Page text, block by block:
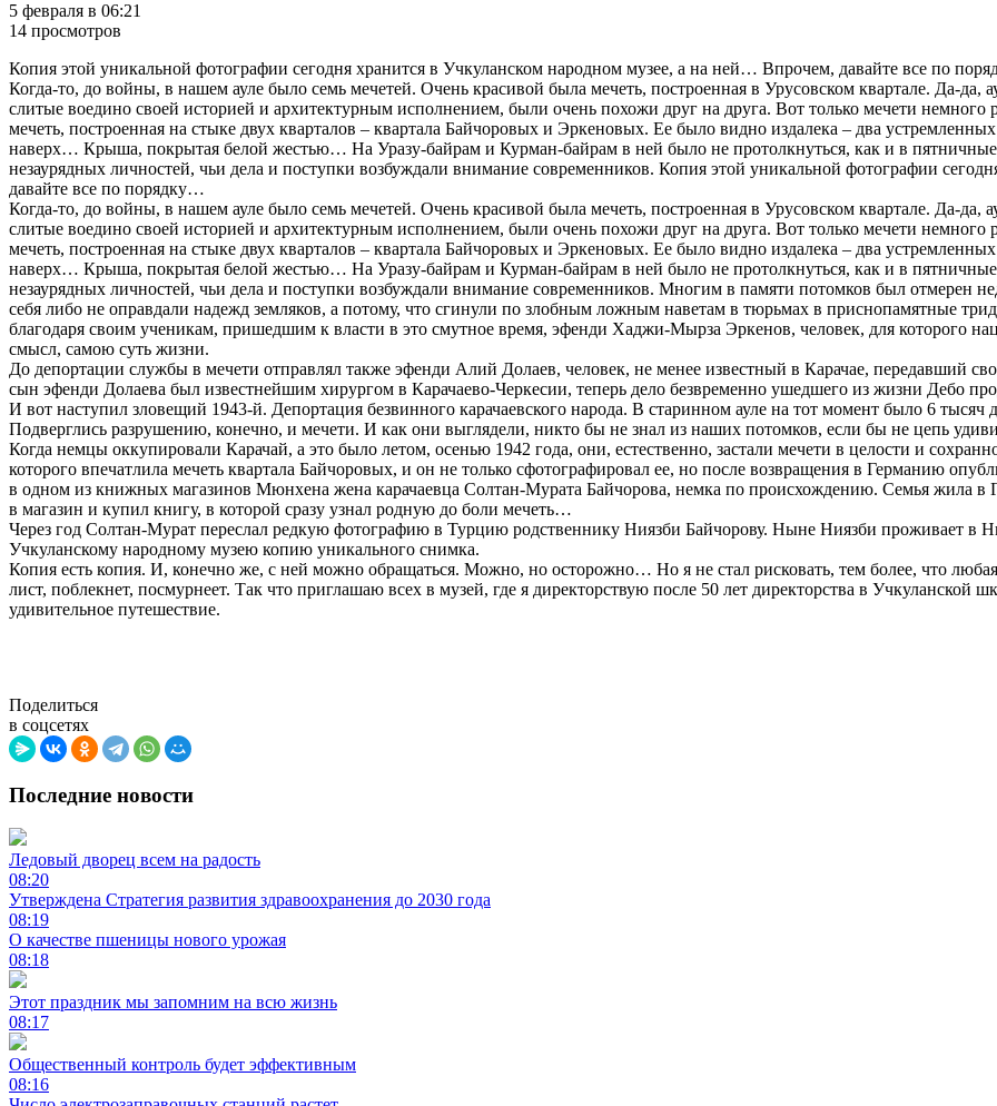
5 февраля в 06:21
14 просмотров
Копия этой уникальной фотографии сегодня хранится в Учкуланском народном музее, а на ней… Впрочем, давайте все по
Когда-то, до войны, в нашем ауле было семь мечетей. Очень красивой была мечеть, построенная в Урусовском квартале. Да-
слитые воедино своей историей и архитектурным исполнением, были очень похожи друг на друга. Вот только мечети немного
мечеть, построенная на стыке двух кварталов – квартала Байчоровых и Эркеновых. Ее было видно издалека – два
наверх… Крыша, покрытая белой жестью… На Уразу-байрам и Курман-байрам в ней было не протолкнуться, как и в
незаурядных личностей, чьи дела и поступки возбуждали внимание современников. Копия этой уникальной фотографии
давайте все по порядку…
Когда-то, до войны, в нашем ауле было семь мечетей. Очень красивой была мечеть, построенная в Урусовском квартале. Да-
слитые воедино своей историей и архитектурным исполнением, были очень похожи друг на друга. Вот только мечети немного
мечеть, построенная на стыке двух кварталов – квартала Байчоровых и Эркеновых. Ее было видно издалека – два
наверх… Крыша, покрытая белой жестью… На Уразу-байрам и Курман-байрам в ней было не протолкнуться, как и в
незаурядных личностей, чьи дела и поступки возбуждали внимание современников. Многим в памяти потомков был отмерен
себя либо не оправдали надежд земляков, а потому, что сгинули по злобным ложным наветам в тюрьмах в приснопамятные
благодаря своим ученикам, пришедшим к власти в это смутное время, эфенди Хаджи-Мырза Эркенов, человек, для которого
смысл, самою суть жизни.
До депортации службы в мечети отправлял также эфенди Алий Долаев, человек, не менее известный в Карачае, передавший
сын эфенди Долаева был известнейшим хирургом в Карачаево-Черкесии, теперь дело безвременно ушедшего из жизни Дебо
И вот наступил зловещий 1943-й. Депортация безвинного карачаевского народа. В старинном ауле на тот момент было 6
Подверглись разрушению, конечно, и мечети. И как они выглядели, никто бы не знал из наших потомков, если бы не цепь
Когда немцы оккупировали Карачай, а это было летом, осенью 1942 года, они, естественно, застали мечети в целости и
которого впечатлила мечеть квартала Байчоровых, и он не только сфотографировал ее, но после возвращения в Германию
в одном из книжных магазинов Мюнхена жена карачаевца Солтан-Мурата Байчорова, немка по происхождению. Семья жила
в магазин и купил книгу, в которой сразу узнал родную до боли мечеть…
Через год Солтан-Мурат переслал редкую фотографию в Турцию родственнику Ниязби Байчорову. Ныне Ниязби проживает в
Учкуланскому народному музею копию уникального снимка.
Копия есть копия. И, конечно же, с ней можно обращаться. Можно, но осторожно… Но я не стал рисковать, тем более, что
лист, поблекнет, посмурнеет. Так что приглашаю всех в музей, где я директорствую после 50 лет директорства в Учкуланской
удивительное путешествие.
Поделиться
в соцсетях
Последние новости
Ледовый дворец всем на радость
08:20
Утверждена Стратегия развития здравоохранения до 2030 года
08:19
О качестве пшеницы нового урожая
08:18
Этот праздник мы запомним на всю жизнь
08:17
Общественный контроль будет эффективным
08:16